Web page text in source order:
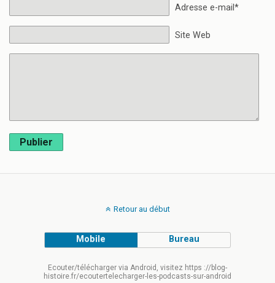
Adresse e-mail*
Site Web
Publier
Retour au début
Mobile Bureau
Ecouter/télécharger via Android, visitez https ://blog-
histoire.fr/ecoutertelecharger-les-podcasts-sur-android